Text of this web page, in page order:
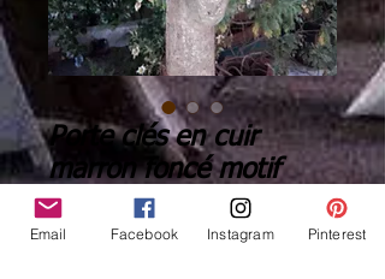
Porte clés en cuir
marron foncé motif
plume - ref: KC 24
€14.00Price
Email Facebook Instagram Pinterest